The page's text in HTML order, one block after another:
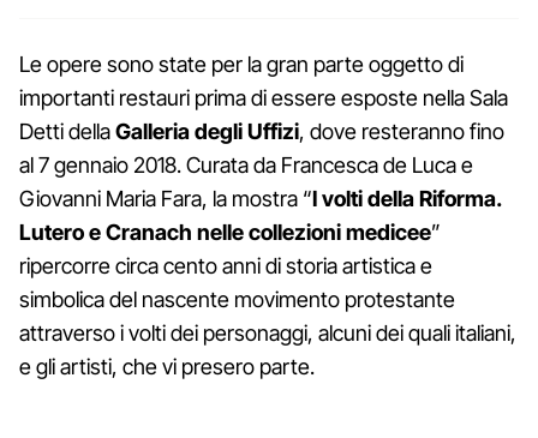
Le opere sono state per la gran parte oggetto di
importanti restauri prima di essere esposte nella Sala
Detti dellaGalleria degli Uffizi, dove resteranno fino
al 7 gennaio 2018. Curata da Francesca de Luca e
Giovanni Maria Fara, la mostra “I volti della Riforma.
Lutero e Cranach nelle collezioni medicee”
ripercorre circa cento anni di storia artistica e
simbolica del nascente movimento protestante
attraverso i volti dei personaggi, alcuni dei quali italiani,
e gli artisti, che vi presero parte.